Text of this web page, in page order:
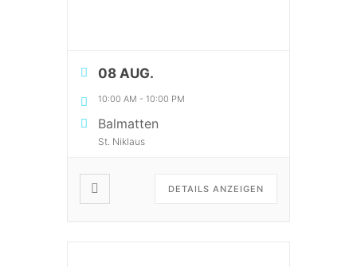
08 AUG.
10:00 AM - 10:00 PM
Balmatten
St. Niklaus
DETAILS ANZEIGEN